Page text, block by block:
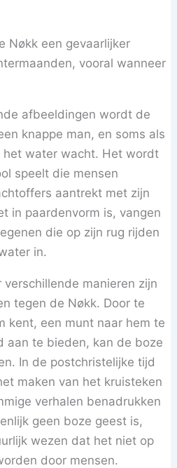
Nøkk een gevaarlijker
vooral wanneer
afbeeldingen wordt de
knappe man, en soms als
water wacht. Het wordt
speelt die mensen
aantrekt met zijn
in paardenvorm is, vangen
die op zijn rug rijden
in.
manieren zijn
tegen de Nøkk. Door te
kent, een munt naar hem te
aan te bieden, kan de boze
In de postchristelijke tijd
maken van het kruisteken
verhalen benadrukken
geen boze geest is,
wezen dat het niet op
door mensen.